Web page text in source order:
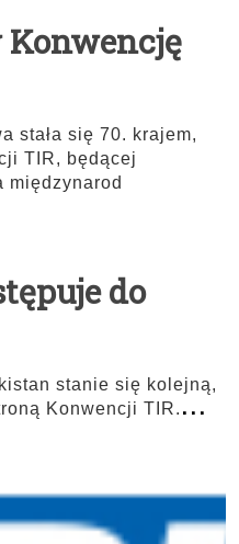
stała się 70. krajem,
TIR, będącej
międzynarod
do
stanie się kolejną,
Konwencji TIR. ...